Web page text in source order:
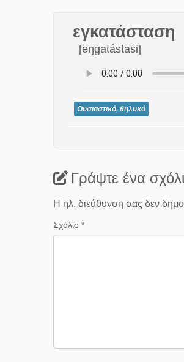
εγκατάσταση
[eŋgatástasi]
Ουσιαστικό, θηλυκό
Γράψτε ένα
Η ηλ. διεύθυνση σας δεν
Σχόλιο *